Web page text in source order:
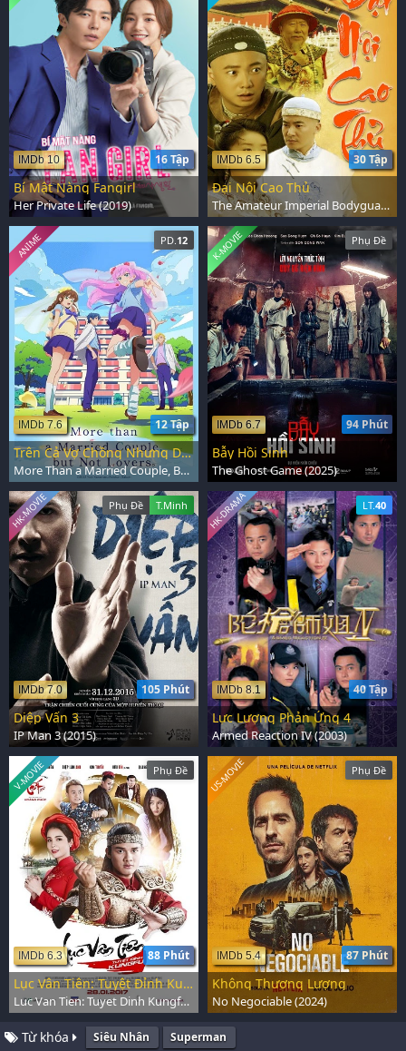
16 Tập
IMDb 10
Bí Mật Nàng Fangirl
Her Private Life (2019)
30 Tập
IMDb 6.5
Đại Nội Cao Thủ
The Amateur Imperial Bodyguard (2010)
PD. 12
12 Tập
IMDb 7.6
ANIME
Trên Cả Vợ Chồng Nhưng Dưới Tình Nhân
More Than a Married Couple, But Not Lovers (2022)
Phụ Đề
94 Phút
IMDb 6.7
K-MOVIE
Bẫy Hồi Sinh
The Ghost Game (2025)
Phụ Đề T.Minh
105 Phút
IMDb 7.0
HK-MOVIE
Diệp Vấn 3
IP Man 3 (2015)
LT.40
40 Tập
IMDb 8.1
HK-DRAMA
Lực Lượng Phản Ứng 4
Armed Reaction IV (2003)
Phụ Đề
88 Phút
IMDb 6.3
V-MOVIE
Lục Vân Tiên: Tuyệt Đỉnh Kungfu
Luc Van Tien: Tuyet Dinh Kungfu (2017)
Phụ Đề
87 Phút
IMDb 5.4
US-MOVIE
Không Thương Lượng
No Negociable (2024)
Từ khóa Siêu Nhân Superman